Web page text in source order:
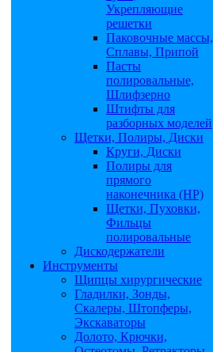
Укрепляющие
решетки
Паковочные массы,
Сплавы, Припой
Пасты
полировальные,
Шлифзерно
Штифты для
разборных моделей
Щетки, Полиры, Диски
Круги, Диски
Полиры для
прямого
наконечника (НР)
Щетки, Пуховки,
Фильцы
полировальные
Дискодержатели
Инструменты
Щипцы хирургические
Гладилки, Зонды,
Скалеры, Штопферы,
Экскаваторы
Долото, Крючки,